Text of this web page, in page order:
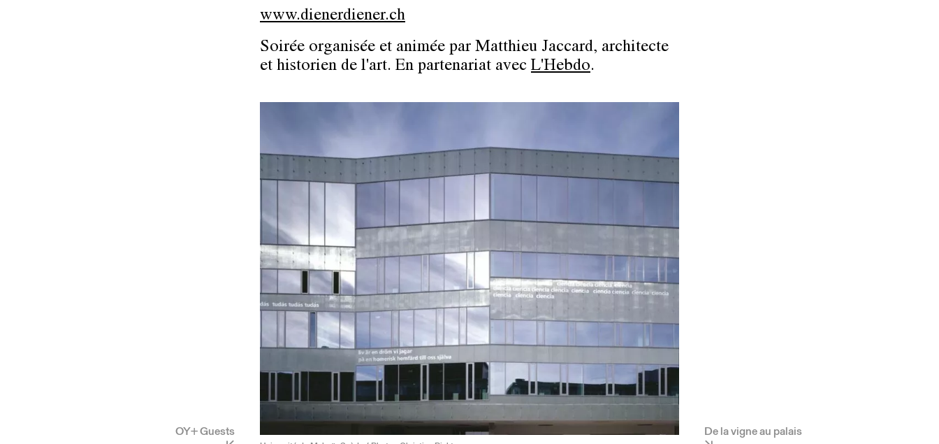
OY+ Guests
www.dienerdiener.ch
Soirée organisée et animée par Matthieu Jaccard, architecte
et historien de l'art. En partenariat avec L'Hebdo.
De la vigne au palais